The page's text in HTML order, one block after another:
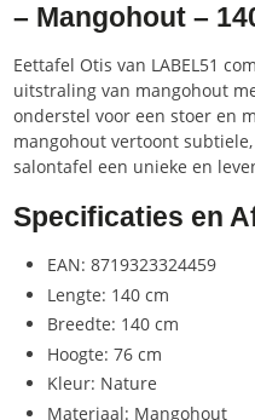
– Mangohout –
Eettafel Otis van LABEL51
uitstraling van mangohout
onderstel voor een stoer en
mangohout vertoont
salontafel een unieke en
Specificaties en
EAN: 8719323324459
Lengte: 140 cm
Breedte: 140 cm
Hoogte: 76 cm
Kleur: Nature
Materiaal: Mangohout